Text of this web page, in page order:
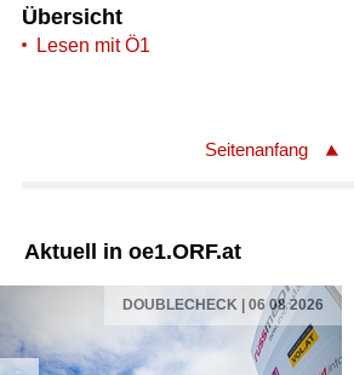
Übersicht
Lesen mit Ö1
Seitenanfang
Aktuell in oe1.ORF.at
DOUBLECHECK | 06 08 2026